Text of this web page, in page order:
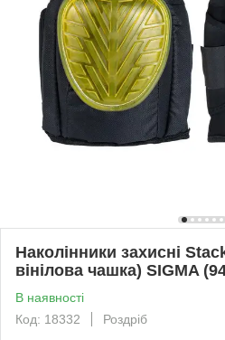
Наколінники захисні
вінілова чашка) SIGMA
В наявності
Код: 18332
Роздріб